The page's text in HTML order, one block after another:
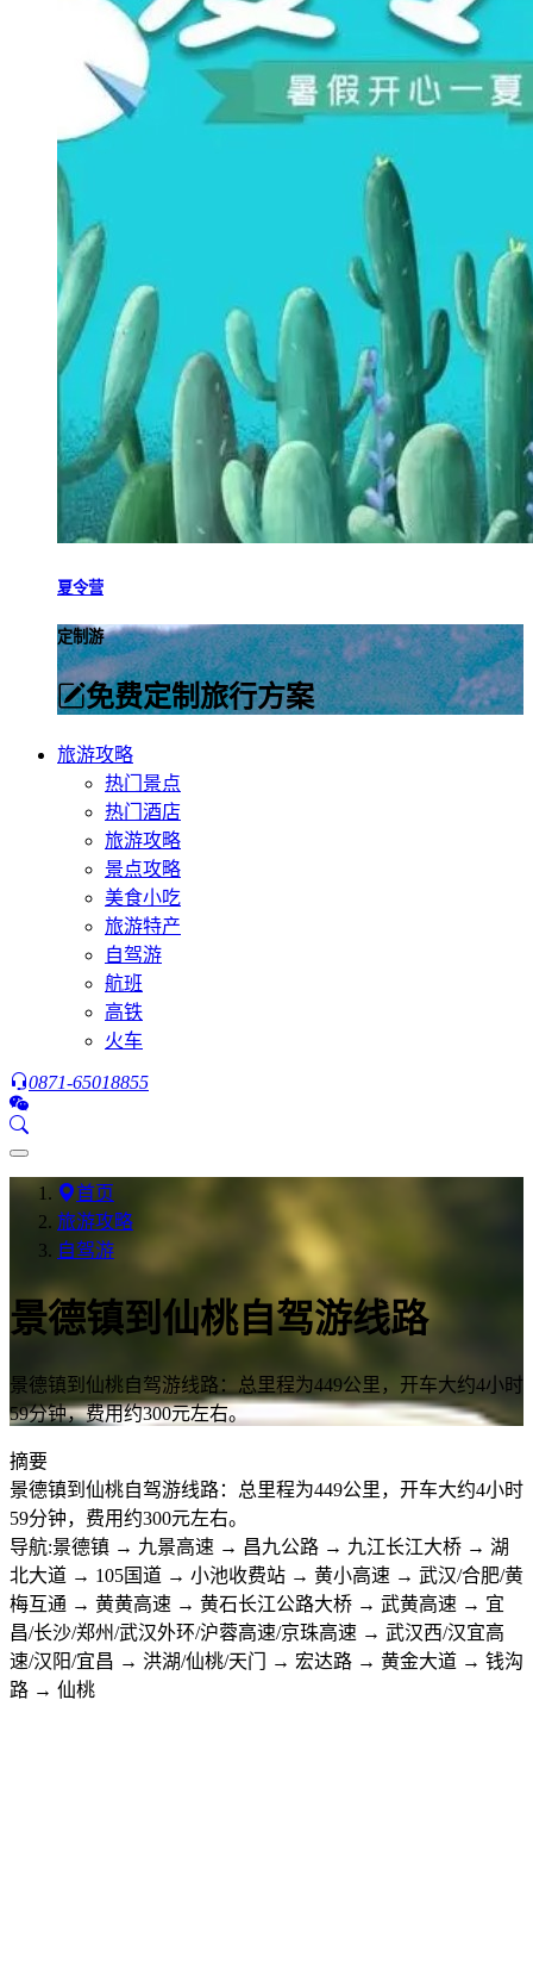
夏令营
定制游
免费定制旅行方案
旅游攻略
热门景点
热门酒店
旅游攻略
景点攻略
美食小吃
旅游特产
自驾游
航班
高铁
火车
0871-65018855
首页
旅游攻略
自驾游
景德镇到仙桃自驾游线路
景德镇到仙桃自驾游线路：总里程为449公里，开车大约4小时
59分钟，费用约300元左右。
摘要
景德镇到仙桃自驾游线路：总里程为449公里，开车大约4小时
59分钟，费用约300元左右。
导航:景德镇 → 九景高速 → 昌九公路 → 九江长江大桥 → 湖
北大道 → 105国道 → 小池收费站 → 黄小高速 → 武汉/合肥/黄
梅互通 → 黄黄高速 → 黄石长江公路大桥 → 武黄高速 → 宜
昌/长沙/郑州/武汉外环/沪蓉高速/京珠高速 → 武汉西/汉宜高
速/汉阳/宜昌 → 洪湖/仙桃/天门 → 宏达路 → 黄金大道 → 钱沟
路 → 仙桃